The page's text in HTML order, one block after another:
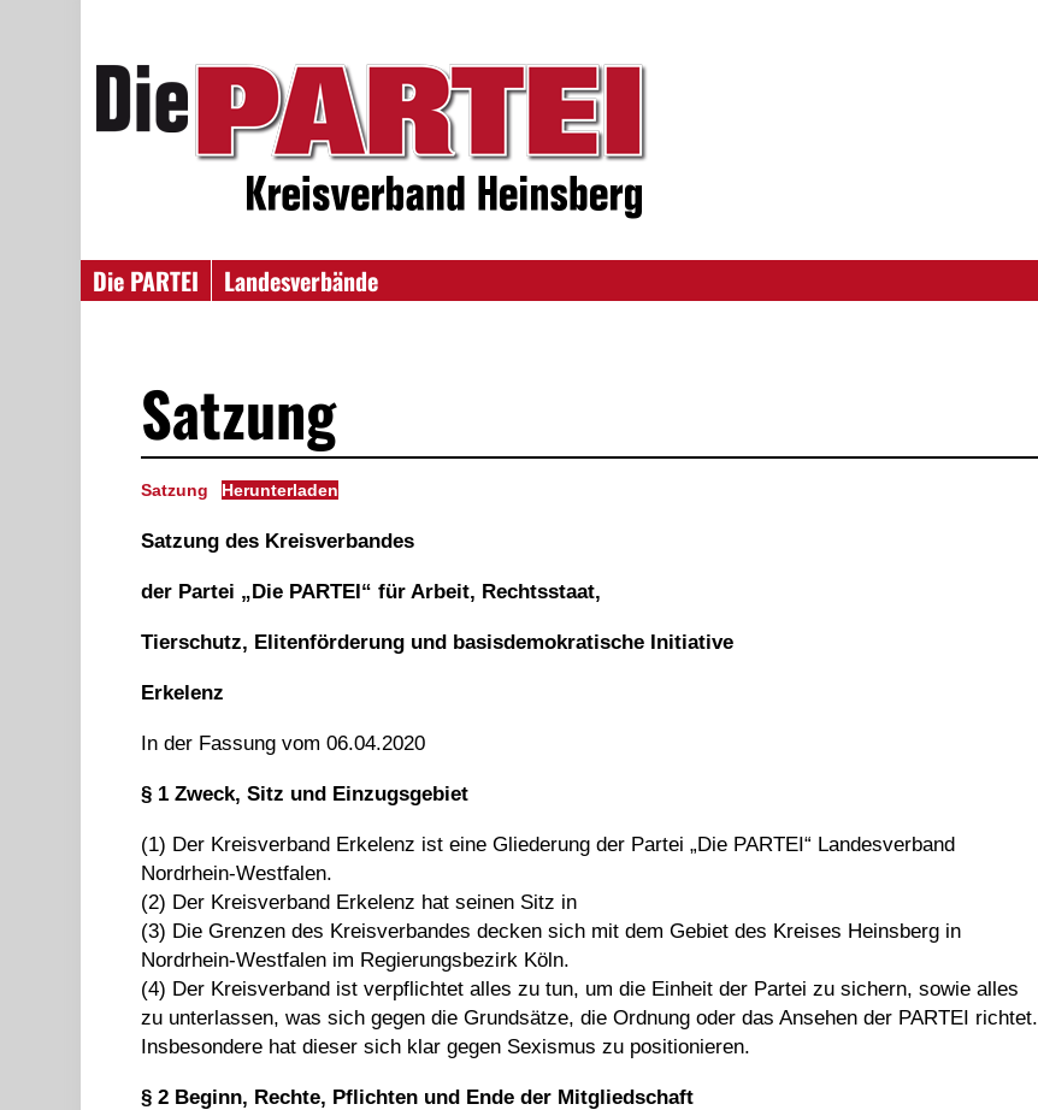
Die PARTEI
Landesverbände
Satzung
Satzung Herunterladen
Satzung des Kreisverbandes
der Partei „Die PARTEI“ für Arbeit, Rechtsstaat,
Tierschutz, Elitenförderung und basisdemokratische Initiative
Erkelenz
In der Fassung vom 06.04.2020
§ 1 Zweck,Sitz und Einzugsgebiet
(1) Der Kreisverband Erkelenz ist eine Gliederung der Partei „Die PARTEI“ Landesverband
Nordrhein-Westfalen.
(2) Der Kreisverband Erkelenz hat seinen Sitz in
(3) Die Grenzen des Kreisverbandes decken sich mit dem Gebiet des Kreises Heinsberg in
Nordrhein-Westfalen im Regierungsbezirk Köln.
(4) Der Kreisverband ist verpflichtet alles zu tun, um die Einheit der Partei zu sichern, sowie alles
zu unterlassen, was sich gegen die Grundsätze, die Ordnung oder das Ansehen der PARTEI richtet.
Insbesondere hat dieser sich klar gegen Sexismus zu positionieren.
§ 2 Beginn, Rechte, Pflichten und Ende der Mitgliedschaft